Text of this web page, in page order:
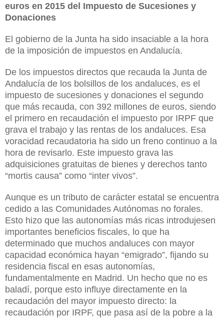
euros en 2015 del Impuesto de Sucesiones y
Donaciones
El gobierno de la Junta ha sido insaciable a la hora
de la imposición de impuestos en Andalucía.
De los impuestos directos que recauda la Junta de
Andalucía de los bolsillos de los andaluces, es el
impuesto de sucesiones y donaciones el segundo
que más recauda, con 392 millones de euros, siendo
el primero en recaudación el impuesto por IRPF que
grava el trabajo y las rentas de los andaluces. Esa
voracidad recaudatoria ha sido un freno continuo a la
hora de revisarlo. Este impuesto grava las
adquisiciones gratuitas de bienes y derechos tanto
“mortis causa” como “inter vivos”.
Aunque es un tributo de carácter estatal se encuentra
cedido a las Comunidades Autónomas no forales.
Esto hizo que las autonomías más ricas introdujesen
importantes beneficios fiscales, lo que ha
determinado que muchos andaluces con mayor
capacidad económica hayan “emigrado”, fijando su
residencia fiscal en esas autonomías,
fundamentalmente en Madrid. Un hecho que no es
baladí, porque esto influye directamente en la
recaudación del mayor impuesto directo: la
recaudación por IRPF, que pasa así de la pobre a la